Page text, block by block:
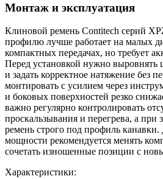
Монтаж и эксплуатация
Клиновой ремень Contitech серий
профилю лучше работает на малых
компактных передачах, но требует
Перед установкой нужно выровнять
и задать корректное натяжение без
монтировать с усилием через
и боковых поверхностей резко
важно регулярно контролировать
проскальзывания и перегрева, а
ремень строго под профиль канавки.
мощности рекомендуется менять
сочетать изношенные позиции с
Характеристики: